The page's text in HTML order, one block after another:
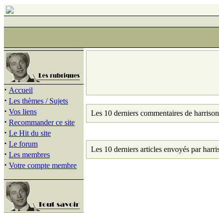
· Accueil
· Les thèmes / Sujets
· Vos liens
· Recommander ce site
· Le Hit du site
· Le forum
· Les membres
· Votre compte membre
Les 10 derniers commentaires de
Les 10 derniers articles envoyés par